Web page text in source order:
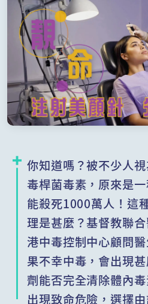
你知道嗎？被不少人
毒桿菌毒素，原來是
能殺死1000萬人！這
理是甚麼？基督教聯
港中毒控制中心顧問
果不幸中毒，會出現
劑能否完全清除體內
出現致命危險，選擇